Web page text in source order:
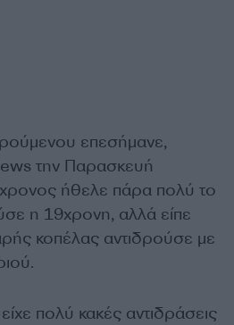
επεσήμανε,
την Παρασκευή
ήθελε πάρα πολύ το
η 19χρονη, αλλά είπε
κοπέλας αντιδρούσε με
πολύ κακές αντιδράσεις